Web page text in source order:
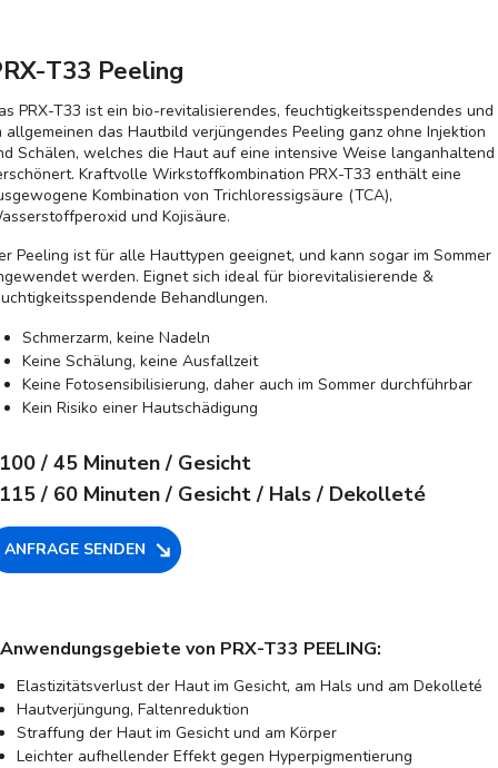
T33 Peeling
PRX-T33 ist ein bio-revitalisierendes, feuchtigkeitsspendendes und
allgemeinen das Hautbild verjüngendes Peeling ganz ohne Injektion
Schälen, welches die Haut auf eine intensive Weise langanhaltend
Kraftvolle Wirkstoffkombination PRX-T33 enthält eine
Kombination von Trichloressigsäure (TCA),
und Kojisäure.
Peeling ist für alle Hauttypen geeignet, und kann sogar im Sommer
werden. Eignet sich ideal für biorevitalisierende &
Behandlungen.
Schmerzarm, keine Nadeln
Keine Schälung, keine Ausfallzeit
Keine Fotosensibilisierung, daher auch im Sommer durchführbar
Kein Risiko einer Hautschädigung
/ 45 Minuten / Gesicht
/ 60 Minuten / Gesicht / Hals / Dekolleté
ANFRAGE SENDEN
Anwendungsgebiete von PRX-T33 PEELING:
Elastizitätsverlust der Haut im Gesicht, am Hals und am Dekolleté
Hautverjüngung, Faltenreduktion
Straffung der Haut im Gesicht und am Körper
Leichter aufhellender Effekt gegen Hyperpigmentierung